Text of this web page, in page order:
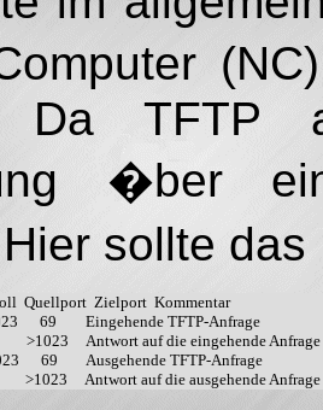
Da
�ber
sollte das
Quellport  Zielport  Kommentar
69        Eingehende TFTP-Anfrage
>1023     Antwort auf die eingehende Anfrage
69        Ausgehende TFTP-Anfrage